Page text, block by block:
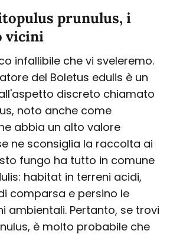
prunulus, i
vicini
infallibile che vi sveleremo.
del Boletus edulis è un
discreto chiamato
noto anche come
abbia un alto valore
ne sconsiglia la raccolta ai
fungo ha tutto in comune
habitat in terreni acidi,
comparsa e persino le
ambientali. Pertanto, se trovi
è molto probabile che